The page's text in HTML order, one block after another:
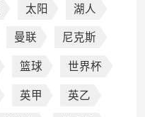
太阳 湖人
曼联 尼克斯
篮球 世界杯
英甲 英乙